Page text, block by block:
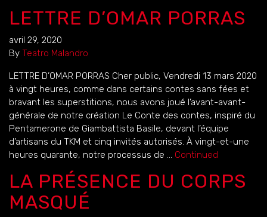
LETTRE D’OMAR PORRAS
avril 29, 2020
By Teatro Malandro
LETTRE D’OMAR PORRAS Cher public, Vendredi 13 mars 2020
à vingt heures, comme dans certains contes sans fées et
bravant les superstitions, nous avons joué l’avant-avant-
générale de notre création Le Conte des contes, inspiré du
Pentamerone de Giambattista Basile, devant l’équipe
d’artisans du TKM et cinq invités autorisés. À vingt-et-une
heures quarante, notre processus de … Continued
LA PRÉSENCE DU CORPS
MASQUÉ